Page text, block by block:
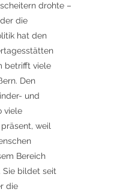
drohte –
die
hat den
betrifft viele
Den
und
viele
weil
Bereich
Sie bildet seit
die